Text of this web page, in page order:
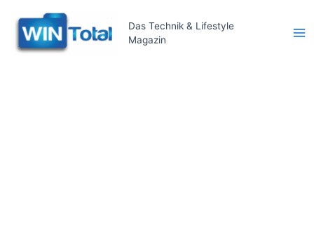
Inhalt
springen
Das Technik & Lifestyle
Magazin